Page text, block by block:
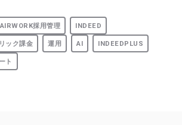
AIRWORK採用管理 INDEED
ック課金 運用 AI INDEEDPLUS
ト